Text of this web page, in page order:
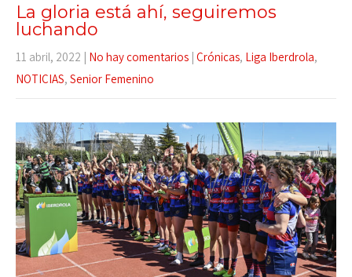
La gloria está ahí, seguiremos
luchando
11 abril, 2022 | No hay comentarios | Crónicas, Liga Iberdrola,
NOTICIAS, Senior Femenino